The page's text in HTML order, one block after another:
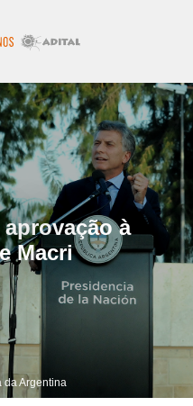
à
Macri
da Argentina